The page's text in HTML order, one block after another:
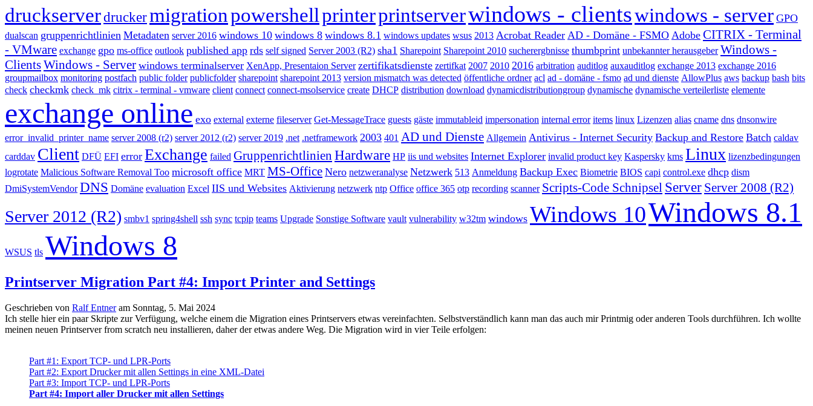
druckserverdruckermigrationpowershellprinterprintserverwindows - clientswindows - server GPO
dualscan gruppenrichtlinien Metadaten server 2016 windows 10 windows 8 windows 8.1 windows updates wsus 2013 Acrobat Reader AD - Domäne - FSMO Adobe CITRIX - Terminal
- VMware exchange gpo ms-office outlook published app rds self signed Server 2003 (R2) sha1 Sharepoint Sharepoint 2010 sucherergbnisse thumbprint unbekannter herausgeber Windows -
ClientsWindows - Server windows terminalserver XenApp, Presentaion Server zertifikatsdienste zertifkat 2007 2010 2016 arbitration auditlog auxauditlog exchange 2013 exchange 2016
groupmailbox monitoring postfach public folder publicfolder sharepoint sharepoint 2013 version mismatch was detected öffentliche ordner acl ad - domäne - fsmo ad und dienste AllowPlus aws backup bash bits
check checkmk check_mk citrix - terminal - vmware client connect connect-msolservice create DHCP distribution download dynamicdistributiongroup dynamische dynamische verteilerliste elemente
exchange online exo external externe fileserver Get-MessageTrace guests gäste immutableid impersonation internal error items linux Lizenzen alias cname dns dnsonwire
error_invalid_printer_name server 2008 (r2) server 2012 (r2) server 2019 .net .netframework 2003 401 AD und Dienste Allgemein Antivirus - Internet Security Backup and Restore Batch caldav
carddav Client DFÜ EFI error Exchange failed Gruppenrichtlinien Hardware HP iis und websites Internet Explorer invalid product key Kaspersky kms Linux lizenzbedingungen
logrotate Malicious Software Removal Too microsoft office MRT MS-Office Nero netzweranalyse Netzwerk 513 Anmeldung Backup Exec Biometrie BIOS capi control.exe dhcp dism
DmiSystemVendor DNS Domäne evaluation Excel IIS und Websites Aktivierung netzwerk ntp Office office 365 otp recording scanner Scripts-Code Schnipsel Server Server 2008 (R2)
Server 2012 (R2) smbv1 spring4shell ssh sync tcpip teams Upgrade Sonstige Software vault vulnerability w32tm windows Windows 10Windows 8.1
WSUS tls Windows 8
Printserver Migration Part #4: Import Printer and Settings
Geschrieben von Ralf Entneram Sonntag, 5. Mai 2024
Ich stelle hier ein paar Skripte zur Verfügung, welche einem die Migration eines Printservers etwas vereinfachten. Selbstverständlich kann man das auch mir Printmig oder anderen Tools durchführen. Ich wollte
meinen neuen Printserver from scratch neu installieren, daher der etwas andere Weg. Die Migration wird in vier Teile erfolgen:
Part #1: Export TCP- und LPR-Ports
Part #2: Export Drucker mit allen Settings in eine XML-Datei
Part #3: Import TCP- und LPR-Ports
Part #4: Import aller Drucker mit allen Settings